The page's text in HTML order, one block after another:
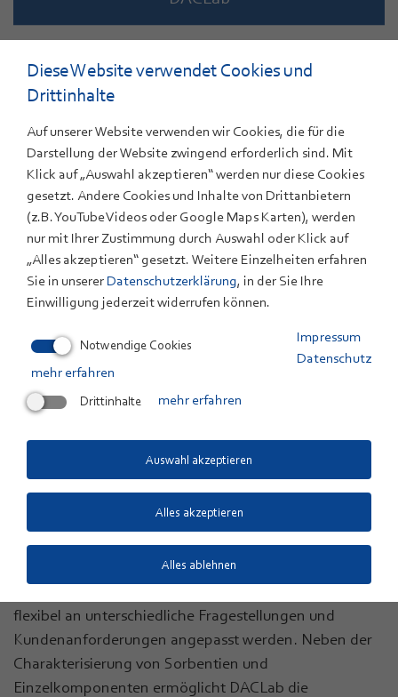
// DACLab - Technologieoffene
Testplattform für Direct Air Capture
Von der Materialcharakterisierung bis zur
Prozessvalidierung unter realitätsnahen
Klimabedingungen
Mit DACLab verfügt das ZSW über eine
technologieoffene und unabhängige Testplattform für
die Entwicklung, Optimierung und Bewertung von
Direct-Air-Capture-Technologien. Die Infrastruktur
ermöglicht die Untersuchung sowohl flüssigkeits- als
auch feststoffbasierter Technologieansätze und deckt
Komponentencharakterisierung bis zur
Prozessvalidierung im Prototypenmaßstab ab.
Die derzeit rund 10 Prüfstände und Versuchsanlagen
flexibel an unterschiedliche Fragestellungen und
Kundenanforderungen angepasst werden. Neben der
Charakterisierung von Sorbentien und
Einzelkomponenten ermöglicht DACLab die
Diese Website verwendet Cookies und
Drittinhalte
Auf unserer Website verwenden wir Cookies, die für die
Darstellung der Website zwingend erforderlich sind. Mit
Klick auf „Auswahl akzeptieren“ werden nur diese Cookies
gesetzt. Andere Cookies und Inhalte von Drittanbietern
(z.B. YouTube Videos oder Google Maps Karten), werden
nur mit Ihrer Zustimmung durch Auswahl oder Klick auf
„Alles akzeptieren“ gesetzt. Weitere Einzelheiten erfahren
Sie in unserer Datenschutzerklärung, in der Sie Ihre
Einwilligung jederzeit widerrufen können.
Impressum
Datenschutz
Notwendige Cookies
mehr erfahren
Drittinhalte
mehr erfahren
Auswahl akzeptieren
Alles akzeptieren
Alles ablehnen